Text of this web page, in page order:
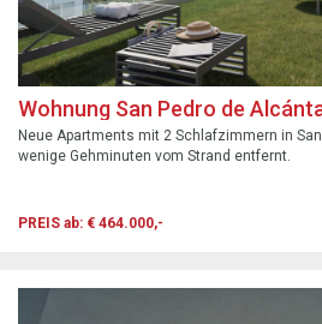
Wohnung San Pedro de
Neue Apartments mit 2 Schlafzimmern in
wenige Gehminuten vom Strand entfernt.
PREIS ab: € 464.000,-